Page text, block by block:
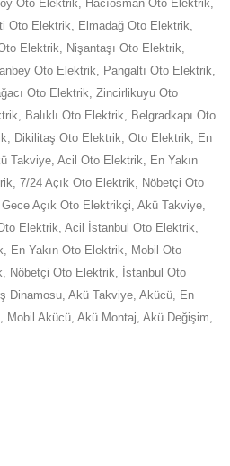
Oto Elektrik, Hacıosman Oto Elektrik,
Oto Elektrik, Elmadağ Oto Elektrik,
Elektrik, Nişantaşı Oto Elektrik,
Oto Elektrik, Pangaltı Oto Elektrik,
Oto Elektrik, Zincirlikuyu Oto
Balıklı Oto Elektrik, Belgradkapı Oto
Dikilitaş Oto Elektrik, Oto Elektrik, En
Takviye, Acil Oto Elektrik, En Yakın
7/24 Açık Oto Elektrik, Nöbetçi Oto
Açık Oto Elektrikçi, Akü Takviye,
Elektrik, Acil İstanbul Oto Elektrik,
En Yakın Oto Elektrik, Mobil Oto
Nöbetçi Oto Elektrik, İstanbul Oto
Dinamosu, Akü Takviye, Akücü, En
Mobil Akücü, Akü Montaj, Akü Değişim,